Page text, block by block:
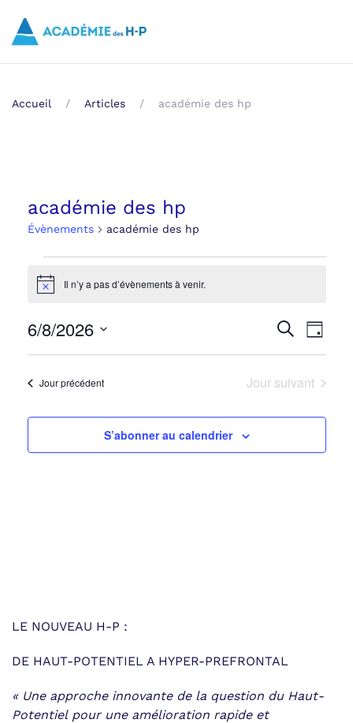
Skip to main content
Accueil Articles académie des hp
académie des hp
Évènements académie des hp
Évènements
for
06/08/2026
Notice Il n’y a pas d’évènements à venir.
et
de
Recherche
de
Jour
6/8/2026
date.
Jour précédent Jour suivant
S’abonner au calendrier
LE NOUVEAU H-P :
DE HAUT-POTENTIEL A HYPER-PREFRONTAL
« Une approche innovante de la question du Haut-
Potentiel pour une amélioration rapide et